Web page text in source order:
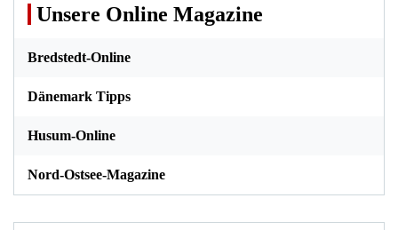
Unsere Online Magazine
Bredstedt-Online
Dänemark Tipps
Husum-Online
Nord-Ostsee-Magazine